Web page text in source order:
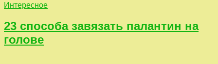
Интересное
23 способа завязать палантин на
голове